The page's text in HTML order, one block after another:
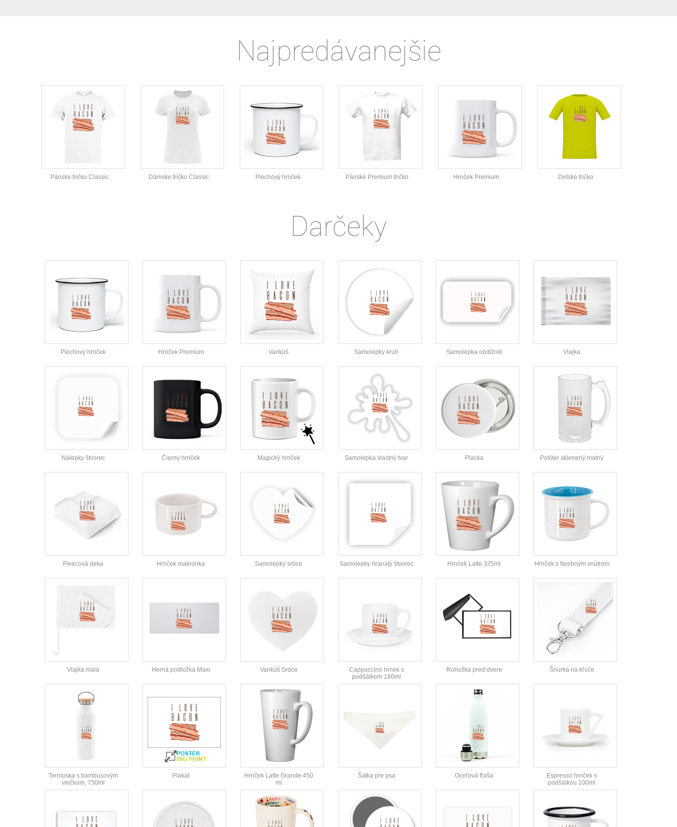
Najpredávanejšie
Pánske tričko Classic Dámske tričko Classic Plechový hrnček Pánské Premium tričko Hrnček Premium Detské tričko
Darčeky
Plechový hrnček Hrnček Premium Vankúš Samolepky kruh Samolepka obdĺžnik Vlajka
Nálepky štvorec Čierny hrnček Magický hrnček Samolepka vlastný tvar Placka Polliter sklenený matný
Fleecová deka Hrnček makronka Samolepky srdce Samolepky hranatý štvorec Hrnček Latte 325ml Hrnček s farebným vnútrom
Vlajka malá Herná podložka Maxi Vankúš Srdce
Cappuccino hrnek s
podšálkem 180ml
Rohožka pred dvere Šnúrka na kľúče
Termoska s bambusovým
viečkom, 750ml
Plakát
Hrnček Latte Grande 450
ml
Šatka pre psa Oceľová fľaša
Espresso hrnček s
podšálkou 100ml